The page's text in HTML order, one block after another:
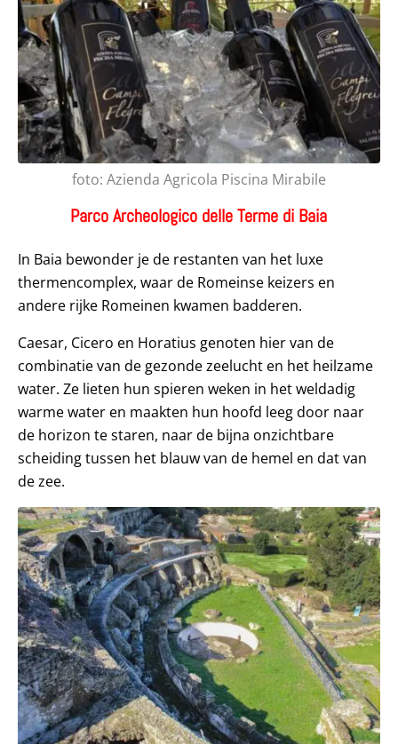
foto: Azienda Agricola Piscina Mirabile
Parco Archeologico delle Terme di Baia
In Baia bewonder je de restanten van het luxe
thermencomplex, waar de Romeinse keizers en
andere rijke Romeinen kwamen badderen.
Caesar, Cicero en Horatius genoten hier van de
combinatie van de gezonde zeelucht en het heilzame
water. Ze lieten hun spieren weken in het weldadig
warme water en maakten hun hoofd leeg door naar
de horizon te staren, naar de bijna onzichtbare
scheiding tussen het blauw van de hemel en dat van
de zee.